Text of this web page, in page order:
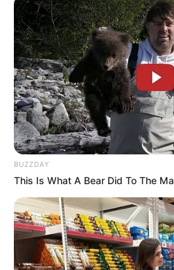
Margaret Wilson estaba
tranquilamente en el
coche de su hija, con las
BUZZDAY
This Is What A Bear Did To The